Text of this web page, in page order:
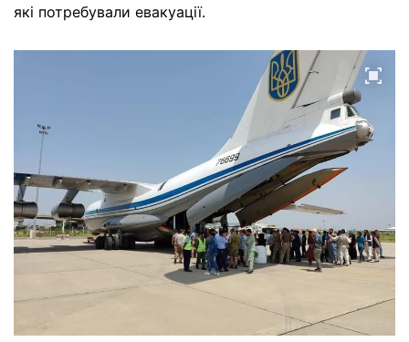
які потребували евакуації.